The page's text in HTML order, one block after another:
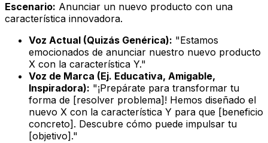
Escenario: Anunciar un nuevo producto con una
característica innovadora.
Voz Actual (Quizás Genérica): "Estamos
emocionados de anunciar nuestro nuevo producto
X con la característica Y."
Voz de Marca (Ej. Educativa, Amigable,
Inspiradora): "¡Prepárate para transformar tu
forma de [resolver problema]! Hemos diseñado el
nuevo X con la característica Y para que [beneficio
concreto]. Descubre cómo puede impulsar tu
[objetivo]."